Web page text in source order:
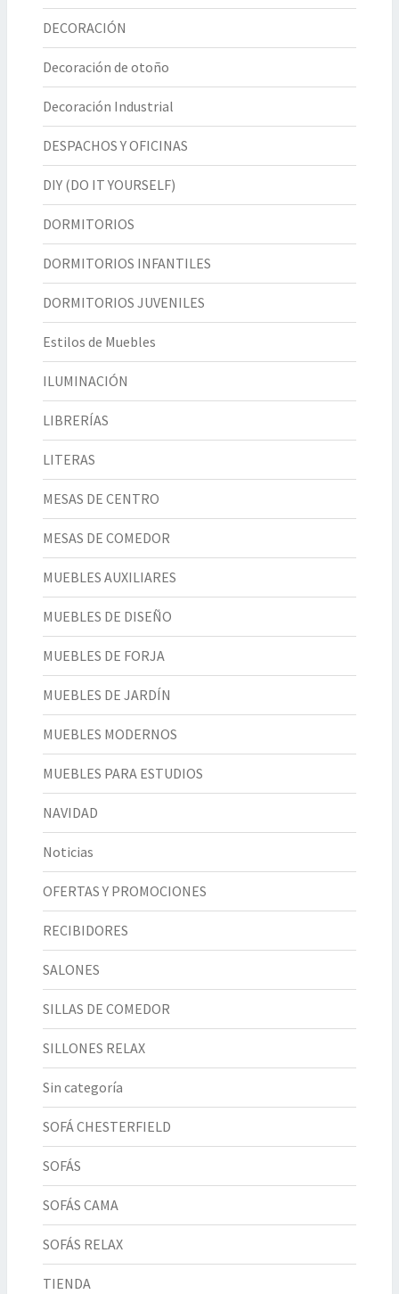
DECORACIÓN
Decoración de otoño
Decoración Industrial
DESPACHOS Y OFICINAS
DIY (DO IT YOURSELF)
DORMITORIOS
DORMITORIOS INFANTILES
DORMITORIOS JUVENILES
Estilos de Muebles
ILUMINACIÓN
LIBRERÍAS
LITERAS
MESAS DE CENTRO
MESAS DE COMEDOR
MUEBLES AUXILIARES
MUEBLES DE DISEÑO
MUEBLES DE FORJA
MUEBLES DE JARDÍN
MUEBLES MODERNOS
MUEBLES PARA ESTUDIOS
NAVIDAD
Noticias
OFERTAS Y PROMOCIONES
RECIBIDORES
SALONES
SILLAS DE COMEDOR
SILLONES RELAX
Sin categoría
SOFÁ CHESTERFIELD
SOFÁS
SOFÁS CAMA
SOFÁS RELAX
TIENDA